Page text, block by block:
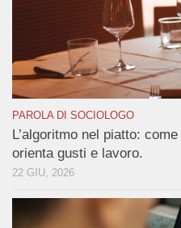
PAROLA DI SOCIOLOGO
L’algoritmo nel piatto:
orienta gusti e lavoro.
22 GIU, 2026